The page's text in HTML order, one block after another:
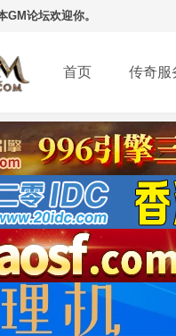
GM论坛欢迎你。
首页 传奇服